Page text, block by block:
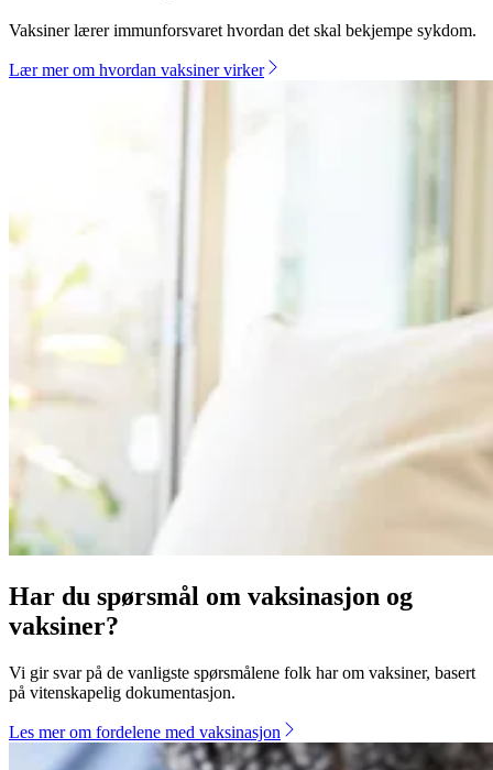
/
Hovedside
Vaksiner lærer immunforsvaret hvordan det skal bekjempe sykdom.
Lær mer om hvordan vaksiner virker
Har du spørsmål om vaksinasjon og
vaksiner?
Vi gir svar på de vanligste spørsmålene folk har om vaksiner, basert
på vitenskapelig dokumentasjon.
Les mer om fordelene med vaksinasjon